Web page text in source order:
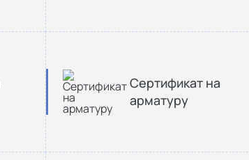
Сертификат на
арматуру